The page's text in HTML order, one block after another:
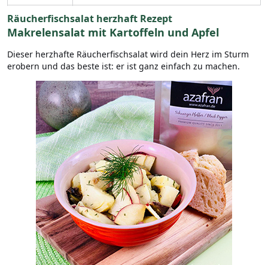
Räucherfischsalat herzhaft Rezept
Makrelensalat mit Kartoffeln und Apfel
Dieser herzhafte Räucherfischsalat wird dein Herz im Sturm
erobern und das beste ist: er ist ganz einfach zu machen.